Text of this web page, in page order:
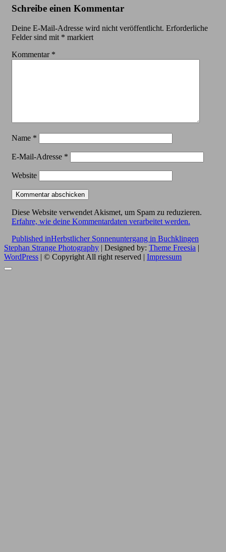
Schreibe einen Kommentar
Deine E-Mail-Adresse wird nicht veröffentlicht. Erforderliche
Felder sind mit * markiert
Kommentar *
Name *
E-Mail-Adresse *
Website
Diese Website verwendet Akismet, um Spam zu reduzieren.
Erfahre, wie deine Kommentardaten verarbeitet werden.
Beitragsnavigation
Published inHerbstlicher Sonnenuntergang in Buchklingen
Stephan Strange Photography | Designed by: Theme Freesia |
WordPress | © Copyright All right reserved | Impressum